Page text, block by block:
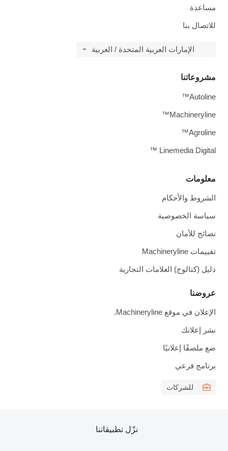
مساعدة
للاتصال بنا
الإمارات العربية المتحدة / العربية
معلومات
الشروط والأحكام
سياسة الخصوصية
نصائح للأمان
تقييمات Machineryline
دليل (كتالوج) العلامات التجارية
عروضنا
الإعلان في موقع Machineryline.
نشر إعلانك
ضع ملصقًا إعلانيًا
برنامج فرعي
للشركات
مشروعاتنا
Autoline™
Machineryline™
Agroline™
Linemedia Digital ™
نزّل تطبيقاتنا